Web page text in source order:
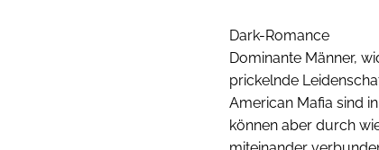
Dark-Romance
Dominante Männer,
prickelnde
American Mafia sind
können aber durch